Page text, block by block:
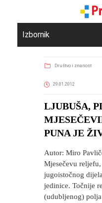
Izbornik
Društvo i znanost
29.01.2012
LJUBUŠA,
PUNA JE
Autor: Miro
Mjesečevu
jugoistočnog
jedinice. Točnije
(udubljenog)